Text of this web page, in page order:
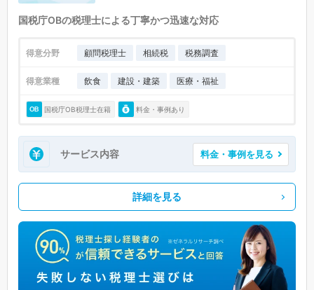
国税庁OBの税理士による丁寧かつ迅速な対応
得意分野 顧問税理士 相続税 税務調査
得意業種 飲食 建設・建築 医療・福祉
国税庁OB税理士在籍 料金・事例あり
サービス内容 料金・事例を見る
詳細を見る